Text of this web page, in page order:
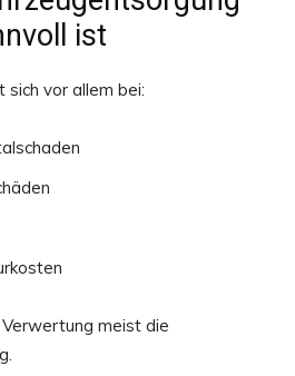
ist
sich vor allem bei:
meist die